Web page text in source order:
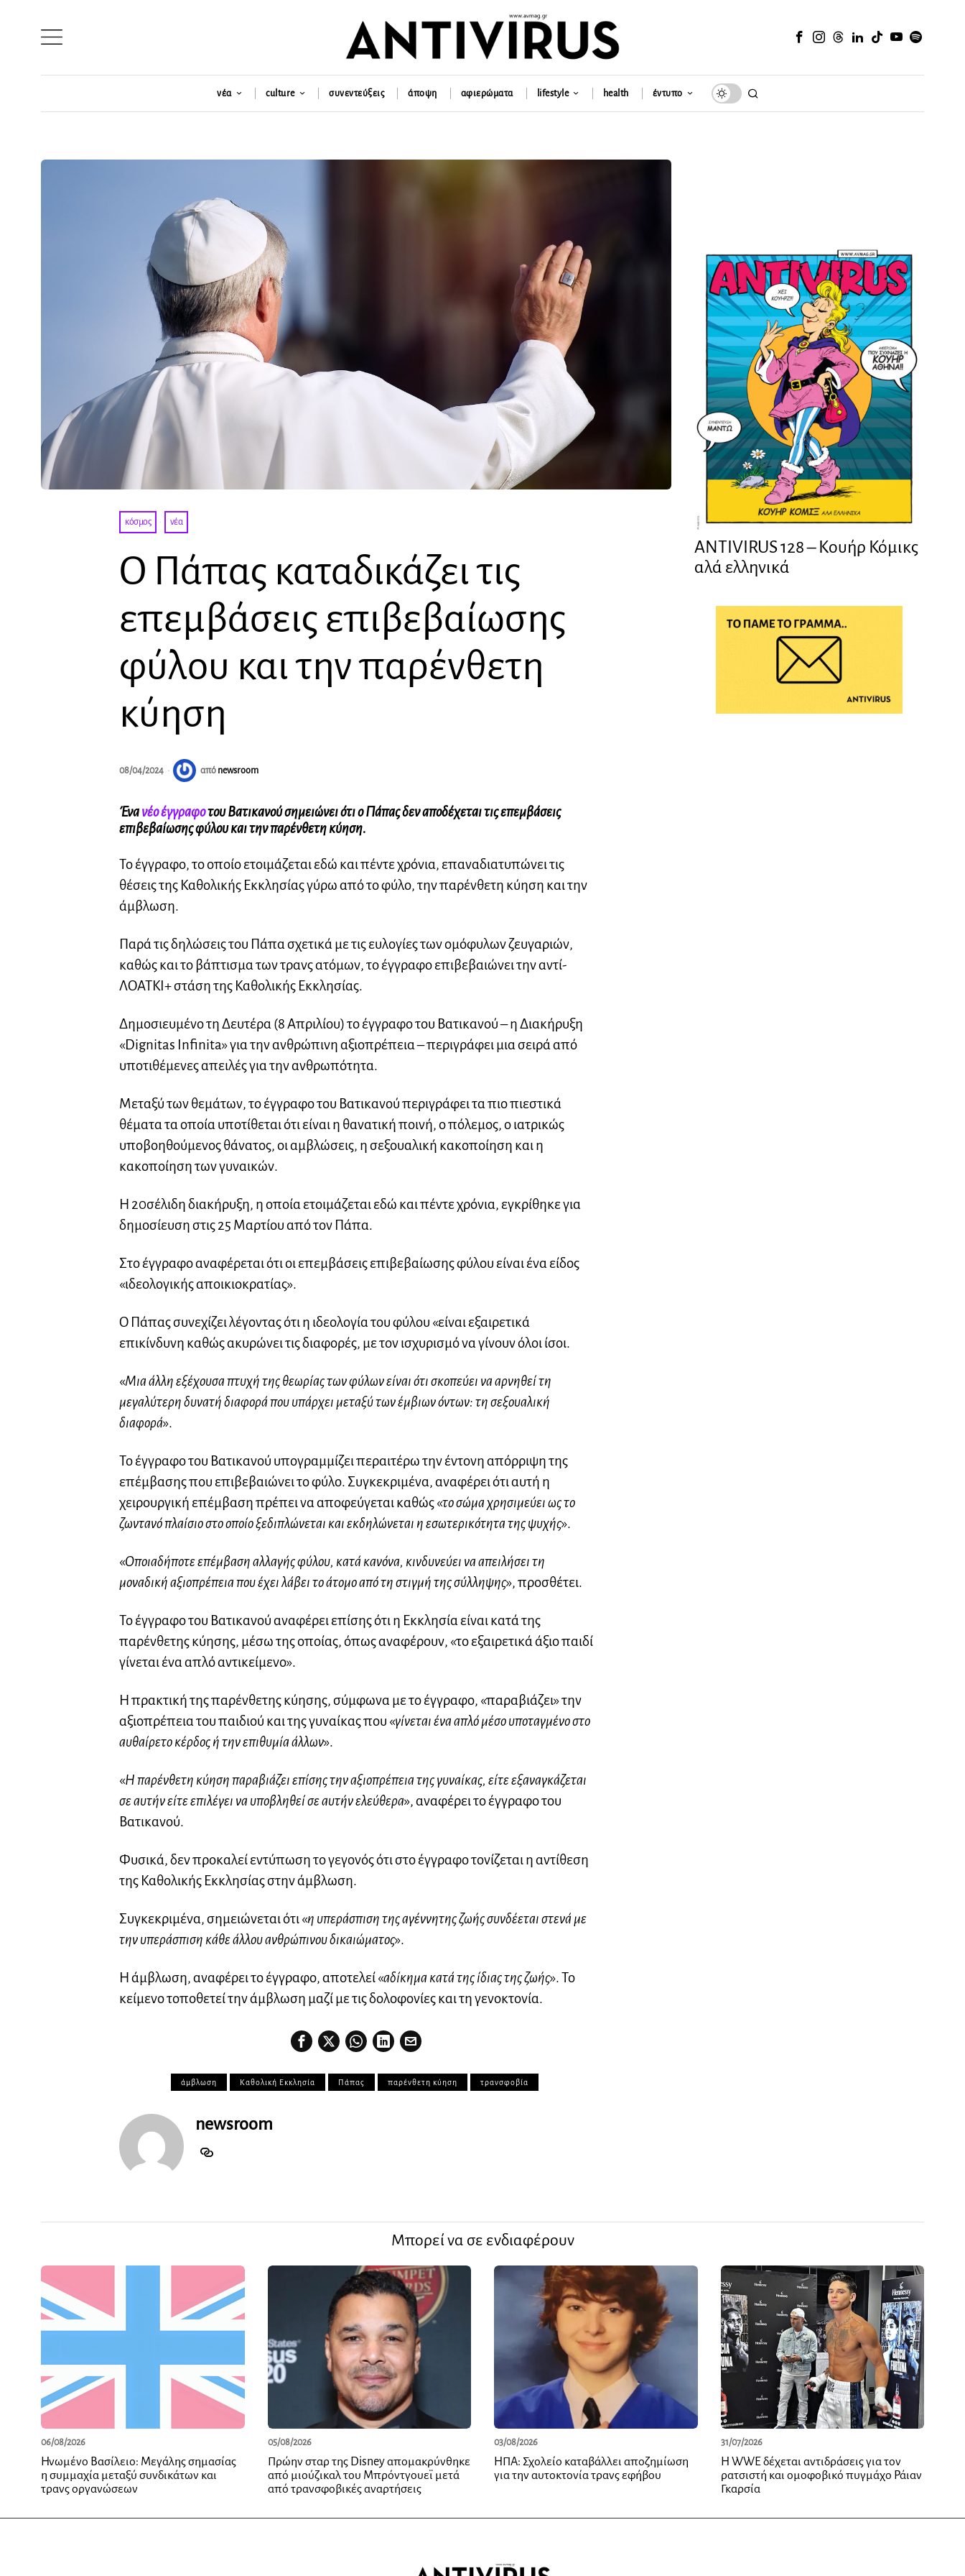
νέα culture συνεντεύξεις άποψη αφιερώματα lifestyle health έντυπο
κόσμος · νέα
Ο Πάπας καταδικάζει τις
επεμβάσεις επιβεβαίωσης
φύλου και την παρένθετη
κύηση
08/04/2024 από newsroom
Ένανέο έγγραφοτου Βατικανού σημειώνει ότι ο Πάπας δεν αποδέχεται τις επεμβάσεις
επιβεβαίωσης φύλου και την παρένθετη κύηση.
Το έγγραφο, το οποίο ετοιμάζεται εδώ και πέντε χρόνια, επαναδιατυπώνει τις
θέσεις της Καθολικής Εκκλησίας γύρω από το φύλο, την παρένθετη κύηση και την
άμβλωση.
Παρά τις δηλώσεις του Πάπα σχετικά με τις ευλογίες των ομόφυλων ζευγαριών,
καθώς και το βάπτισμα των τρανς ατόμων, το έγγραφο επιβεβαιώνει την αντί-
ΛΟΑΤΚΙ+ στάση της Καθολικής Εκκλησίας.
Δημοσιευμένο τη Δευτέρα (8 Απριλίου) το έγγραφο του Βατικανού – η Διακήρυξη
«Dignitas Infinita» για την ανθρώπινη αξιοπρέπεια – περιγράφει μια σειρά από
υποτιθέμενες απειλές για την ανθρωπότητα.
Μεταξύ των θεμάτων, το έγγραφο του Βατικανού περιγράφει τα πιο πιεστικά
θέματα τα οποία υποτίθεται ότι είναι η θανατική ποινή, ο πόλεμος, ο ιατρικώς
υποβοηθούμενος θάνατος, οι αμβλώσεις, η σεξουαλική κακοποίηση και η
κακοποίηση των γυναικών.
Η 20σέλιδη διακήρυξη, η οποία ετοιμάζεται εδώ και πέντε χρόνια, εγκρίθηκε για
δημοσίευση στις 25 Μαρτίου από τον Πάπα.
Στο έγγραφο αναφέρεται ότι οι επεμβάσεις επιβεβαίωσης φύλου είναι ένα είδος
«ιδεολογικής αποικιοκρατίας».
Ο Πάπας συνεχίζει λέγοντας ότι η ιδεολογία του φύλου «είναι εξαιρετικά
επικίνδυνη καθώς ακυρώνει τις διαφορές, με τον ισχυρισμό να γίνουν όλοι ίσοι.
«Μια άλλη εξέχουσα πτυχή της θεωρίας των φύλων είναι ότι σκοπεύει να αρνηθεί τη
μεγαλύτερη δυνατή διαφορά που υπάρχει μεταξύ των έμβιων όντων: τη σεξουαλική
διαφορά».
Το έγγραφο του Βατικανού υπογραμμίζει περαιτέρω την έντονη απόρριψη της
επέμβασης που επιβεβαιώνει το φύλο. Συγκεκριμένα, αναφέρει ότι αυτή η
χειρουργική επέμβαση πρέπει να αποφεύγεται καθώς «το σώμα χρησιμεύει ως το
ζωντανό πλαίσιο στο οποίο ξεδιπλώνεται και εκδηλώνεται η εσωτερικότητα της ψυχής».
«Οποιαδήποτε επέμβαση αλλαγής φύλου, κατά κανόνα, κινδυνεύει να απειλήσει τη
μοναδική αξιοπρέπεια που έχει λάβει το άτομο από τη στιγμή της σύλληψης», προσθέτει.
Το έγγραφο του Βατικανού αναφέρει επίσης ότι η Εκκλησία είναι κατά της
παρένθετης κύησης, μέσω της οποίας, όπως αναφέρουν, «το εξαιρετικά άξιο παιδί
γίνεται ένα απλό αντικείμενο».
Η πρακτική της παρένθετης κύησης, σύμφωνα με το έγγραφο, «παραβιάζει» την
αξιοπρέπεια του παιδιού και της γυναίκας που «γίνεται ένα απλό μέσο υποταγμένο στο
αυθαίρετο κέρδος ή την επιθυμία άλλων».
«Η παρένθετη κύηση παραβιάζει επίσης την αξιοπρέπεια της γυναίκας, είτε εξαναγκάζεται
σε αυτήν είτε επιλέγει να υποβληθεί σε αυτήν ελεύθερα», αναφέρει το έγγραφο του
Βατικανού.
Φυσικά, δεν προκαλεί εντύπωση το γεγονός ότι στο έγγραφο τονίζεται η αντίθεση
της Καθολικής Εκκλησίας στην άμβλωση.
Συγκεκριμένα, σημειώνεται ότι «η υπεράσπιση της αγέννητης ζωής συνδέεται στενά με
την υπεράσπιση κάθε άλλου ανθρώπινου δικαιώματος».
Η άμβλωση, αναφέρει το έγγραφο, αποτελεί «αδίκημα κατά της ίδιας της ζωής». Το
κείμενο τοποθετεί την άμβλωση μαζί με τις δολοφονίες και τη γενοκτονία.
άμβλωση Καθολική Εκκλησία Πάπας παρένθετη κύηση τρανσφοβία
newsroom
ANTIVIRUS 128 – Kουήρ Κόμικς
αλά ελληνικά
Μπορεί να σε ενδιαφέρουν
06/08/2026
Ηνωμένο Βασίλειο: Μεγάλης σημασίας
η συμμαχία μεταξύ συνδικάτων και
τρανς οργανώσεων
05/08/2026
Πρώην σταρ της Disney απομακρύνθηκε
από μιούζικαλ του Μπρόντγουεϊ μετά
από τρανσφοβικές αναρτήσεις
03/08/2026
ΗΠΑ: Σχολείο καταβάλλει αποζημίωση
για την αυτοκτονία τρανς εφήβου
31/07/2026
Η WWE δέχεται αντιδράσεις για τον
ρατσιστή και ομοφοβικό πυγμάχο Ράιαν
Γκαρσία